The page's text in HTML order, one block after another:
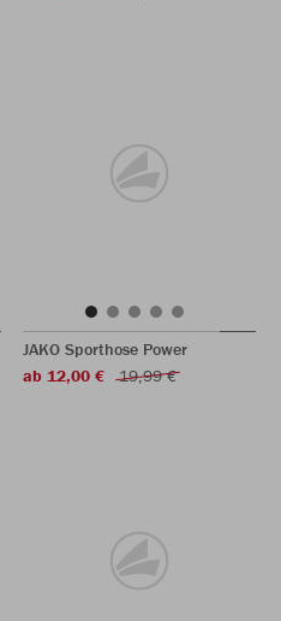
JAKO Sporthose Power
ab 12,00 €
19,99 €